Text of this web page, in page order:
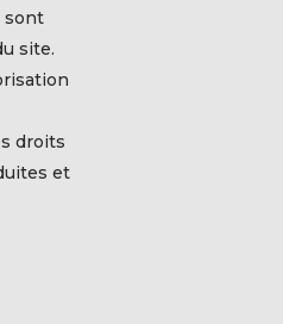
sont
site.
droits
et